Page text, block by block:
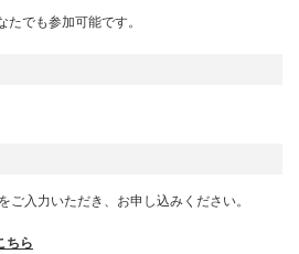
でも参加可能です。
ご入力いただき、お申し込みください。
ちら